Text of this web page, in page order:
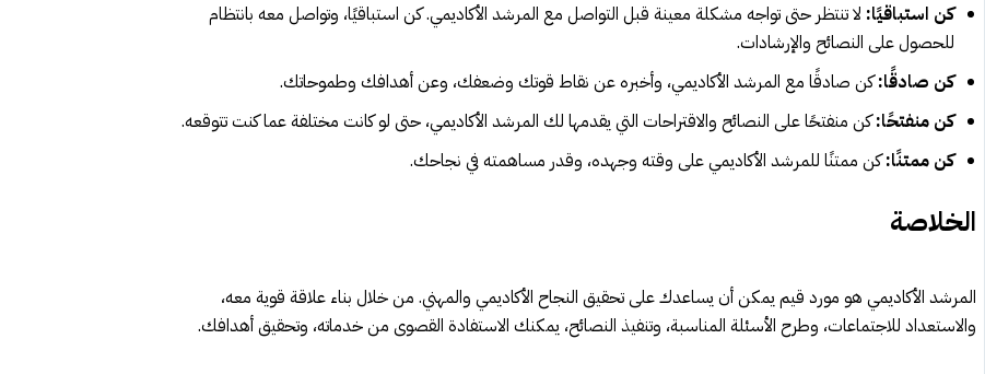
كن استباقيًا: لا تنتظر حتى تواجه مشكلة معينة قبل التواصل مع المرشد الأكاديمي. كن استباقيًا، وتواصل معه بانتظام
للحصول على النصائح والإرشادات.
كن صادقًا:كن صادقًا مع المرشد الأكاديمي، وأخبره عن نقاط قوتك وضعفك، وعن أهدافك وطموحاتك.
كن منفتحًا:كن منفتحًا على النصائح والاقتراحات التي يقدمها لك المرشد الأكاديمي، حتى لو كانت مختلفة عما كنت تتوقعه.
كن ممتنًا:كن ممتنًا للمرشد الأكاديمي على وقته وجهده، وقدر مساهمته في نجاحك.
الخلاصة
المرشد الأكاديمي هو مورد قيم يمكن أن يساعدك على تحقيق النجاح الأكاديمي والمهني. من خلال بناء علاقة قوية معه،
والاستعداد للاجتماعات، وطرح الأسئلة المناسبة، وتنفيذ النصائح، يمكنك الاستفادة القصوى من خدماته، وتحقيق أهدافك.